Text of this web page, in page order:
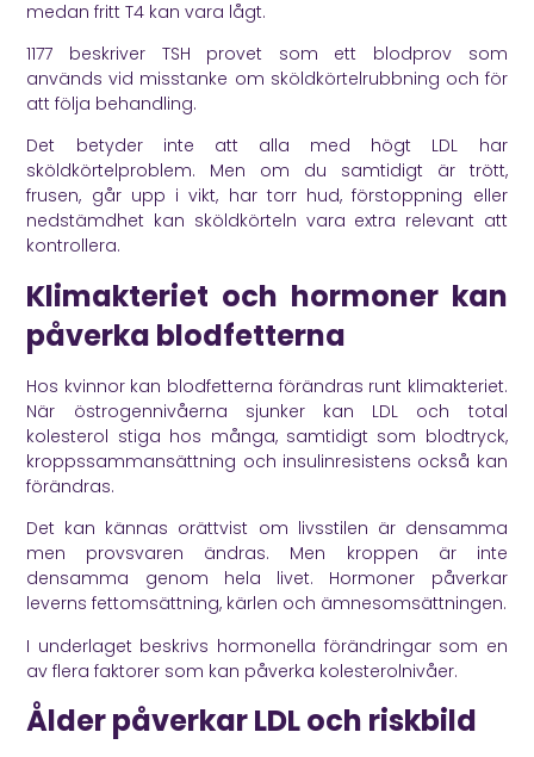
medan fritt T4 kan vara lågt.
1177 beskriver TSH provet som ett blodprov som
används vid misstanke om sköldkörtelrubbning och för
att följa behandling.
Det betyder inte att alla med högt LDL har
sköldkörtelproblem. Men om du samtidigt är trött,
frusen, går upp i vikt, har torr hud, förstoppning eller
nedstämdhet kan sköldkörteln vara extra relevant att
kontrollera.
Klimakteriet och hormoner kan
påverka blodfetterna
Hos kvinnor kan blodfetterna förändras runt klimakteriet.
När östrogennivåerna sjunker kan LDL och total
kolesterol stiga hos många, samtidigt som blodtryck,
kroppssammansättning och insulinresistens också kan
förändras.
Det kan kännas orättvist om livsstilen är densamma
men provsvaren ändras. Men kroppen är inte
densamma genom hela livet. Hormoner påverkar
leverns fettomsättning, kärlen och ämnesomsättningen.
I underlaget beskrivs hormonella förändringar som en
av flera faktorer som kan påverka kolesterolnivåer.
Ålder påverkar LDL och riskbild